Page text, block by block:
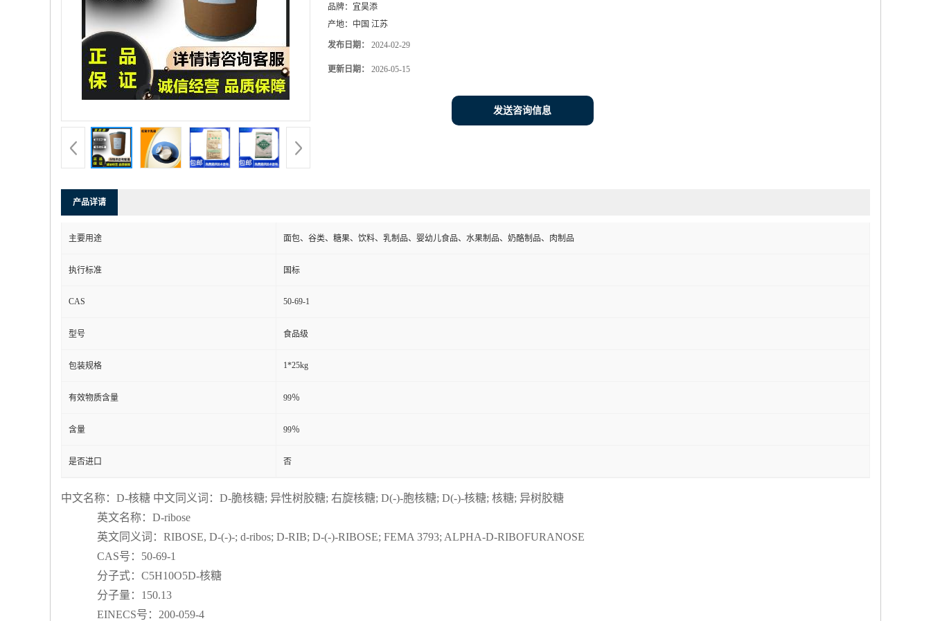
品牌： 宜昊添
产地： 中国 江苏
发布日期： 2024-02-29
更新日期： 2026-05-15
发送咨询信息
产品详请
主要用途 面包、谷类、糖果、饮料、乳制品、婴幼儿食品、水果制品、奶酪制品、肉制品
执行标准 国标
CAS 50-69-1
型号 食品级
包装规格 1*25kg
有效物质含量 99％
含量 99％
是否进口 否
中文名称：D-核糖 中文同义词：D-脆核糖; 异性树胶糖; 右旋核糖; D(-)-胞核糖; D(-)-核糖; 核糖; 异树胶糖
英文名称：D-ribose
英文同义词：RIBOSE, D-(-)-; d-ribos; D-RIB; D-(-)-RIBOSE; FEMA 3793; ALPHA-D-RIBOFURANOSE
CAS号：50-69-1
分子式：C5H10O5D-核糖
分子量：150.13
EINECS号：200-059-4